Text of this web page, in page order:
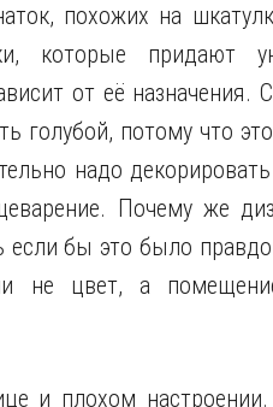
похожих на
которые придают
от её назначения.
голубой, потому что
надо
Почему же
бы это было
не цвет, а
и плохом